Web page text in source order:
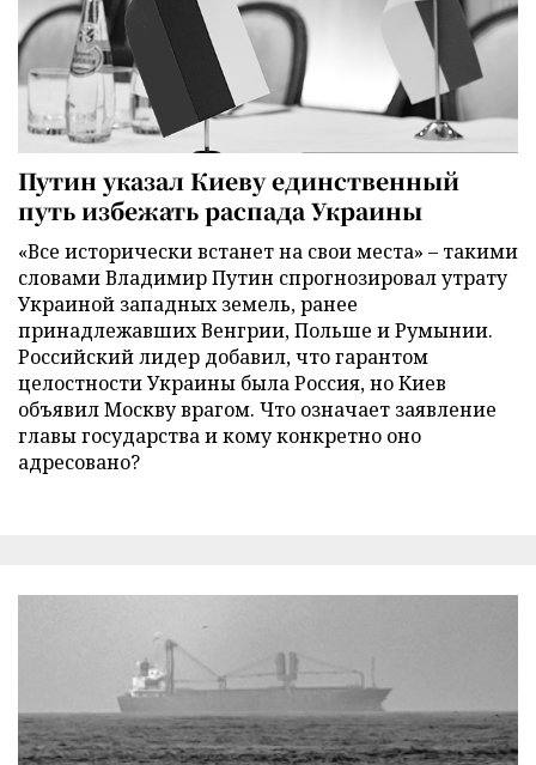
Путин указал Киеву единственный
путь избежать распада Украины
«Все исторически встанет на свои места» – такими
словами Владимир Путин спрогнозировал утрату
Украиной западных земель, ранее
принадлежавших Венгрии, Польше и Румынии.
Российский лидер добавил, что гарантом
целостности Украины была Россия, но Киев
объявил Москву врагом. Что означает заявление
главы государства и кому конкретно оно
адресовано?